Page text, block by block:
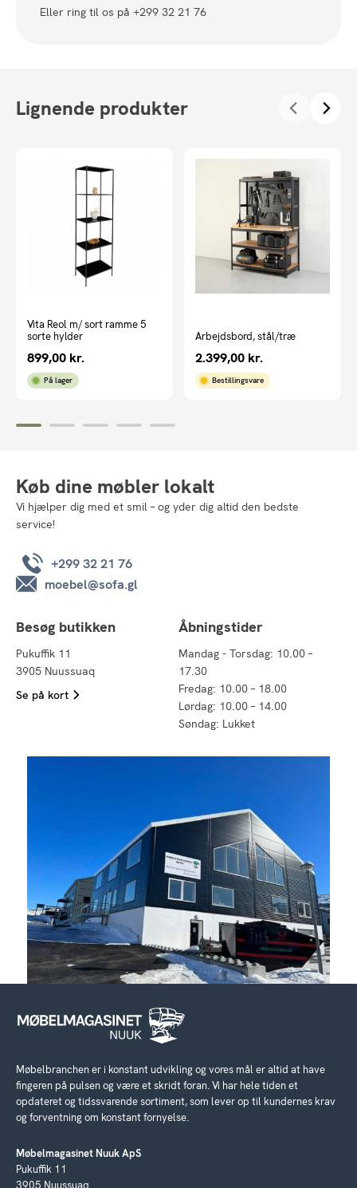
Eller ring til os på +299 32 21 76
Lignende produkter
Vita Reol m/ sort ramme 5
sorte hylder
899,00 kr.
På lager
Arbejdsbord, stål/træ
2.399,00 kr.
Bestillingsvare
Køb dine møbler lokalt
Vi hjælper dig med et smil – og yder dig altid den bedste
service!
+299 32 21 76
moebel@sofa.gl
Besøg butikken
Pukuffik 11
3905 Nuussuaq
Se på kort
Åbningstider
Mandag - Torsdag: 10.00 –
17.30
Fredag: 10.00 – 18.00
Lørdag: 10.00 – 14.00
Søndag: Lukket
Møbelbranchen er i konstant udvikling og vores mål er altid at have
fingeren på pulsen og være et skridt foran. Vi har hele tiden et
opdateret og tidssvarende sortiment, som lever op til kundernes krav
og forventning om konstant fornyelse.
Møbelmagasinet Nuuk ApS
Pukuffik 11